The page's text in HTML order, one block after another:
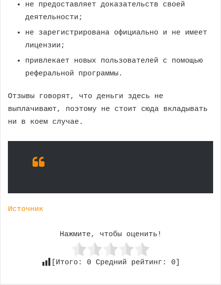
не предоставляет доказательств своей
деятельности;
не зарегистрирована официально и не имеет
лицензии;
привлекает новых пользователей с помощью
реферальной программы.
Отзывы говорят, что деньги здесь не
выплачивают, поэтому не стоит сюда вкладывать
ни в коем случае.
Источник
Нажмите, чтобы оценить!
[Итого: 0 Средний рейтинг: 0